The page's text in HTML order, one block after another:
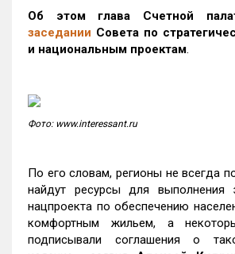
Об этом глава Счетной
заседании Совета по
и национальным проектам.
Фото: www.interessant.ru
По его словам, регионы не всегда
найдут ресурсы для выполнения
нацпроекта по обеспечению
комфортным жильем, а
подписывали соглашения о